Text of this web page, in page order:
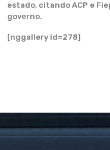
estado, citando ACP e
governo.
[nggallery id=278]